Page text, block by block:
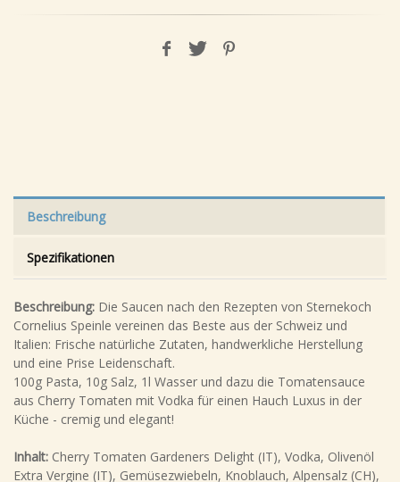
Beschreibung
Spezifikationen
Beschreibung: Die Saucen nach den Rezepten von Sternekoch
Cornelius Speinle vereinen das Beste aus der Schweiz und
Italien: Frische natürliche Zutaten, handwerkliche Herstellung
und eine Prise Leidenschaft.
100g Pasta, 10g Salz, 1l Wasser und dazu die Tomatensauce
aus Cherry Tomaten mit Vodka für einen Hauch Luxus in der
Küche - cremig und elegant!
Inhalt: Cherry Tomaten Gardeners Delight (IT), Vodka, Olivenöl
Extra Vergine (IT), Gemüsezwiebeln, Knoblauch, Alpensalz (CH),